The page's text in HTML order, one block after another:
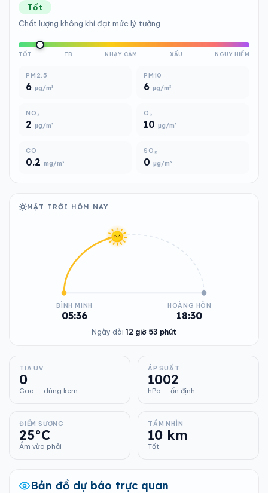
Tốt
Chất lượng không khí đạt mức lý tưởng.
TỐT TB NHẠY CẢM XẤU NGUY HIỂM
PM2.5
6 µg/m³
PM10
6 µg/m³
NO₂
2 µg/m³
O₃
10 µg/m³
CO
0.2 mg/m³
SO₂
0 µg/m³
MẶT TRỜI HÔM NAY
BÌNH MINH
05:36
HOÀNG HÔN
18:30
Ngày dài 12 giờ 53 phút
TIA UV
0
Cao — dùng kem
ÁP SUẤT
1002
hPa — ổn định
ĐIỂM SƯƠNG
25°C
Ẩm vừa phải
TẦM NHÌN
10 km
Tốt
Bản đồ dự báo trực quan